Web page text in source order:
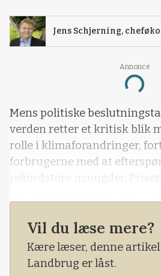
Annonce
Loading...
Jens Schjerning,
Mens politiske
verden retter et kritisk blik
rolle i klimaforandringer,
forbrugerne med at
rekordstore mængder.
afspejler en interessant
politisk ambition og
Vil du læse mere?
Kære læser, denne
Landbrug er låst.